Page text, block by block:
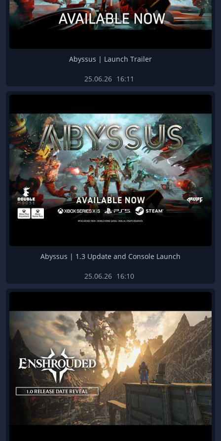
Abyssus | Launch Trailer
25.06.26 16:11
Abyssus | 1.3 Update and Console Launch
25.06.26 16:10